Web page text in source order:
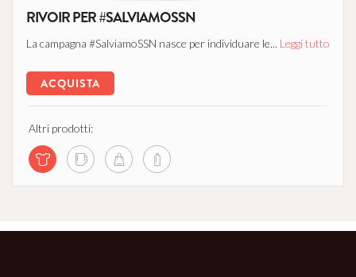
RIVOIR PER #SALVIAMOSSN
La campagna #SalviamoSSN nasce per individuare le... Leggi tutto
ACQUISTA
Altri prodotti: